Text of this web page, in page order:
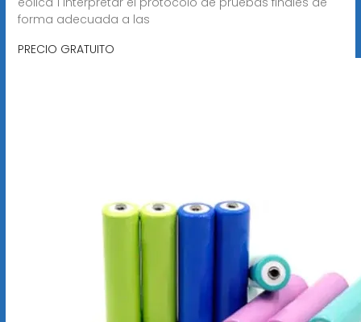
forma adecuada a las
PRECIO GRATUITO